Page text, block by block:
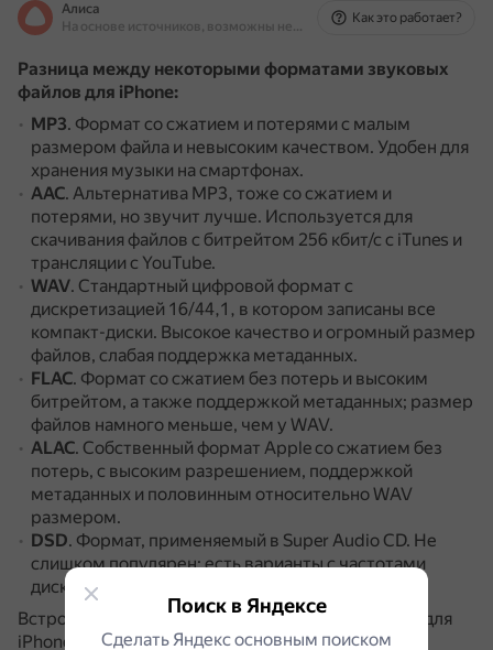
Алиса
На основе источников, возможны неточности
Как это работает?
Разница между некоторыми форматами звуковых
файлов для iPhone:
MP3. Формат со сжатием и потерями с малым
размером файла и невысоким качеством. Удобен для
хранения музыки на смартфонах.
AAC. Альтернатива MP3, тоже со сжатием и
потерями, но звучит лучше. Используется для
скачивания файлов с битрейтом 256 кбит/с с iTunes и
трансляции с YouTube.
WAV. Стандартный цифровой формат с
дискретизацией 16/44,1, в котором записаны все
компакт-диски. Высокое качество и огромный размер
файлов, слабая поддержка метаданных.
FLAC. Формат со сжатием без потерь и высоким
битрейтом, а также поддержкой метаданных; размер
файлов намного меньше, чем у WAV.
ALAC. Собственный формат Apple со сжатием без
потерь, с высоким разрешением, поддержкой
метаданных и половинным относительно WAV
размером.
DSD. Формат, применяемый в Super Audio CD. Не
слишком популярен; есть варианты с частотами
дискретизации 2,8, 5,6 и 11,2 МГц.
Встроенные программные музыкальные плееры для
iPhone способны воспроизводить аудиофайлы в
Поиск в Яндексе
Сделать Яндекс основным поиском